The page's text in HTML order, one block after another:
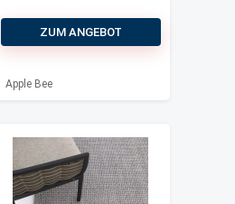
ZUM ANGEBOT
Apple Bee